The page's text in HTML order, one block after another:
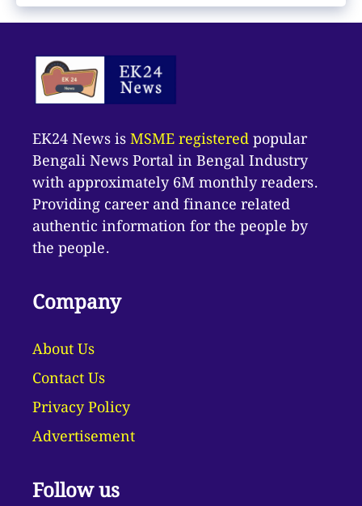
EK24 News isMSME registeredpopular
Bengali News Portal in Bengal Industry
with approximately 6M monthly readers.
Providing career and finance related
authentic information for the people by
the people.
Company
About Us
Contact Us
Privacy Policy
Advertisement
Follow us